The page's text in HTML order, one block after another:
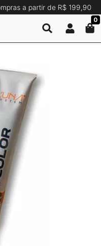
a partir de R$ 199,90
0